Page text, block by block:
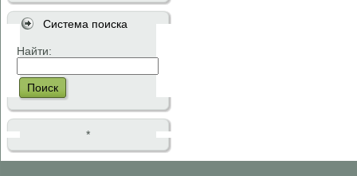
Система поиска
Найти:
Поиск
*